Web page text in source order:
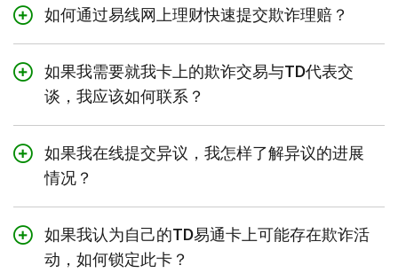
理财和TD App，也无法使用此卡完成任何交
明加拿大信托分行，以便立即办理补卡。
请放心，我们将通过您在理赔申请中提供的联系
方式与您保持联系。我们的目标是搜集更多信
息，或者在30个工作日内向您提供最新进展。
[我的账户] 标签页中选择您的账户。在 [摘要]
选择[我并未与此商户进行交易]
然后按照提示
填写表格。
如何通过易线网上理财快速提交欺诈理赔？
您可以通过易线网上理财轻松提交欺诈理赔。在
[我的账户]（My Accounts）中，选择您的账
面，选择无法识别的交易，然后点击
出异议]（Dispute a Transaction）。
选择[我并未与此商户进行交易]（I didn't
transact with this merchant）
如果我需要就我卡上的欺诈交易与TD代表交
谈，我应该如何联系？
登录TD App并选择 [联系我们]，即可快速地与
我们的在线客服交流。或者，您也可以致电我们
800-387-2828
如果我在线提交异议，我怎样了解异议的进展
情况？
请放心，提交异议后，我们将通过您在申请中提
供的联系方式与您保持联系。我们的目标是搜集
进展。
如果我认为自己的TD易通卡上可能存在欺诈活
动，如何锁定此卡？